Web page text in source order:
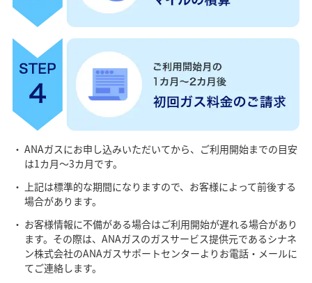
ANAガスにお申し込みいただいてから、ご利用開始までの目安
は1カ月～3カ月です。
上記は標準的な期間になりますので、お客様によって前後する
場合があります。
お客様情報に不備がある場合はご利用開始が遅れる場合があり
ます。その際は、ANAガスのガスサービス提供元であるシナネ
ン株式会社のANAガスサポートセンターよりお電話・メールに
てご連絡します。